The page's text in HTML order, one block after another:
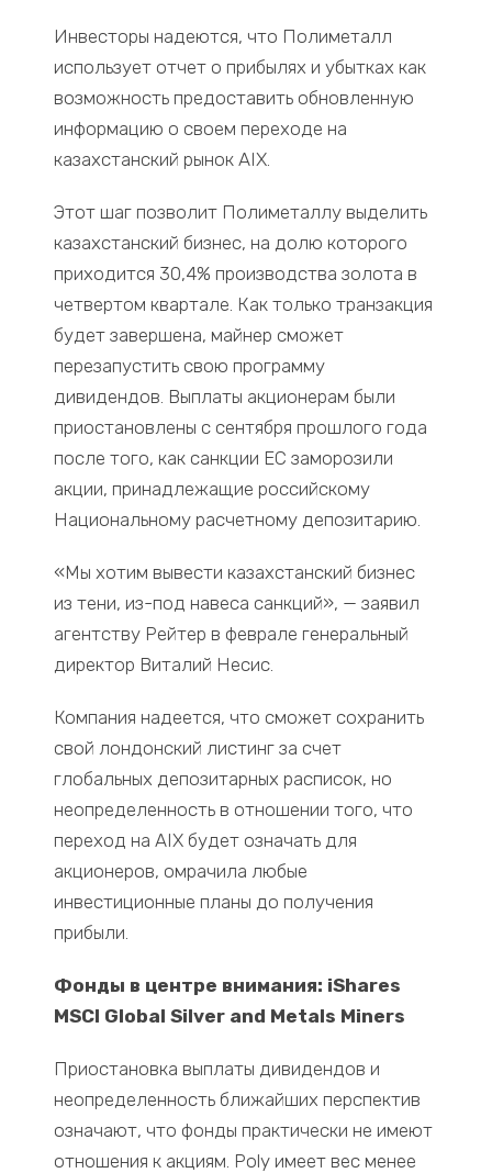
Инвесторы надеются, что Полиметалл
использует отчет о прибылях и убытках как
возможность предоставить обновленную
информацию о своем переходе на
казахстанский рынок AIX.
Этот шаг позволит Полиметаллу выделить
казахстанский бизнес, на долю которого
приходится 30,4% производства золота в
четвертом квартале. Как только транзакция
будет завершена, майнер сможет
перезапустить свою программу
дивидендов. Выплаты акционерам были
приостановлены с сентября прошлого года
после того, как санкции ЕС заморозили
акции, принадлежащие российскому
Национальному расчетному депозитарию.
«Мы хотим вывести казахстанский бизнес
из тени, из-под навеса санкций», — заявил
агентству Рейтер в феврале генеральный
директор Виталий Несис.
Компания надеется, что сможет сохранить
свой лондонский листинг за счет
глобальных депозитарных расписок, но
неопределенность в отношении того, что
переход на AIX будет означать для
акционеров, омрачила любые
инвестиционные планы до получения
прибыли.
Фонды в центре внимания: iShares
MSCI Global Silver and Metals Miners
Приостановка выплаты дивидендов и
неопределенность ближайших перспектив
означают, что фонды практически не имеют
отношения к акциям. Poly имеет вес менее